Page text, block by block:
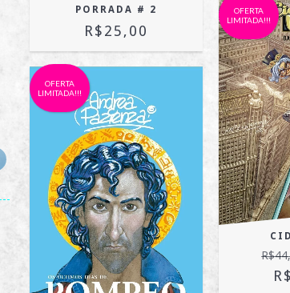
PORRADA # 2
R$25,00
OFERTA
LIMITADA!!!
OFERTA
LIMITADA!!!